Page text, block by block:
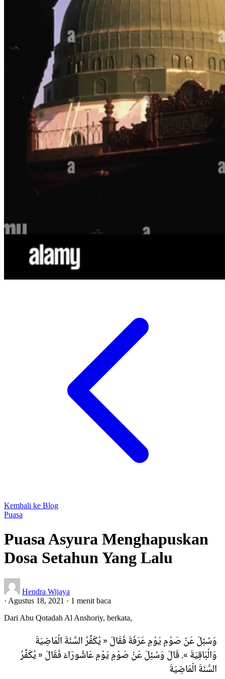
Kembali ke Blog
Puasa
Puasa Asyura Menghapuskan
Dosa Setahun Yang Lalu
Hendra Wijaya
· Agustus 18, 2021 · 1 menit baca
Dari Abu Qotadah Al Anshoriy, berkata,
وَسُئِلَ عَنْ صَوْمِ يَوْمِ عَرَفَةَ فَقَالَ « يُكَفِّرُ السَّنَةَ الْمَاضِيَةَ
وَالْبَاقِيَةَ ». قَالَ وَسُئِلَ عَنْ صَوْمِ يَوْمِ عَاشُورَاءَ فَقَالَ « يُكَفِّرُ
السَّنَةَ الْمَاضِيَةَ